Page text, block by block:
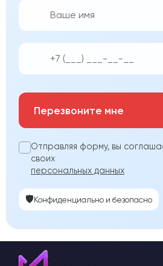
Перезвоните мне
Отправляя форму, вы
своих
персональных данных
🛡️Конфиденциально и безопасно